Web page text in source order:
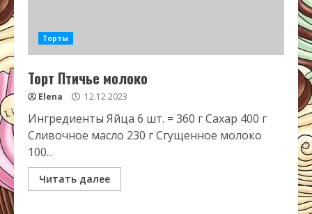
Торты
Торт Птичье молоко
Elena 12.12.2023
Ингредиенты Яйца 6 шт. = 360 г Сахар 400 г
Сливочное масло 230 г Сгущенное молоко
100...
Читать далее